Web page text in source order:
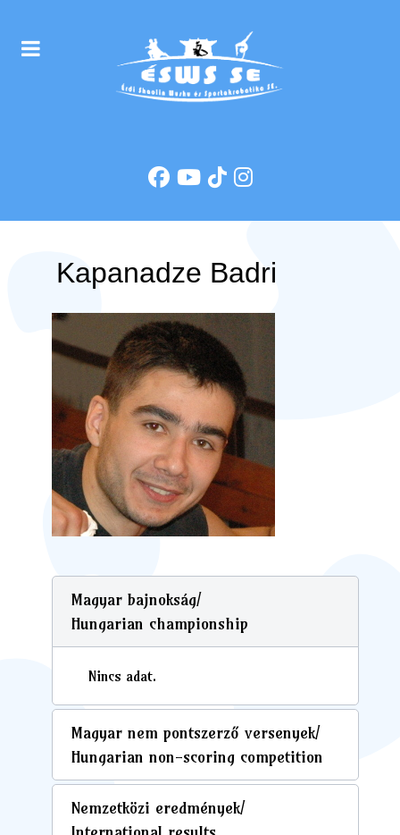
Kapanadze Badri
Magyar bajnokság/
Hungarian championship
Nincs adat.
Magyar nem pontszerző versenyek/
Hungarian non-scoring competition
Nemzetközi eredmények/